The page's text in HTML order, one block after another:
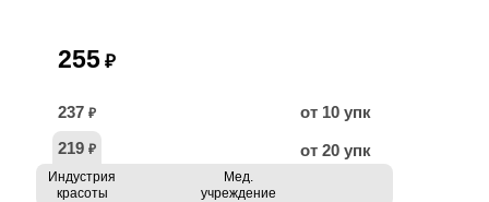
255 ₽
237 ₽
от 10 упк
219 ₽ от 20 упк
Индустрия
красоты
Мед.
учреждение